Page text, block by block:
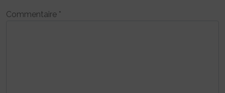
Commentaire *